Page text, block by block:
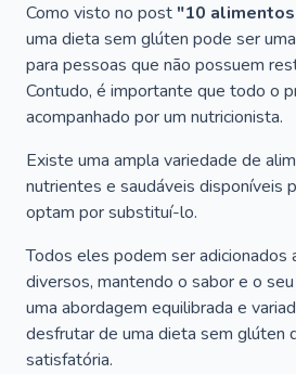
Como visto no post "10
uma dieta sem glúten pode ser
para pessoas que não possuem
Contudo, é importante que todo o
acompanhado por um nutricionista.
Existe uma ampla variedade de
nutrientes e saudáveis disponíveis
optam por substituí-lo.
Todos eles podem ser adicionados
diversos, mantendo o sabor e o
uma abordagem equilibrada e
desfrutar de uma dieta sem glúten
satisfatória.